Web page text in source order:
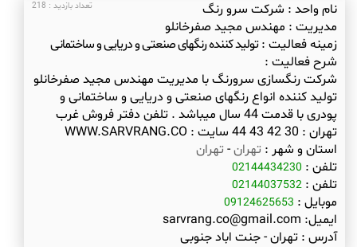
تعداد بازدید : 218 نام واحد : شرکت سرو رنگ
مدیریت : مهندس مجید صفرخانلو
زمینه فعالیت :تولید کننده رنگهای صنعتی و دریایی و ساختمانی
شرح فعالیت :
شرکت رنگسازی سرورنگ با مدیریت مهندس مجید صفرخانلو
تولید کننده انواع رنگهای صنعتی و دریایی و ساختمانی و
پودری با قدمت 44 سال میباشد . تلفن دفتر فروش غرب
تهران : 30 42 43 44 سایت : WWW.SARVRANG.CO
استان و شهر : تهران- تهران
تلفن : 02144434230
تلفن :02144037532
موبایل : 09124625653
ایمیل: sarvrang.co@gmail.com
آدرس :تهران - جنت اباد جنوبی